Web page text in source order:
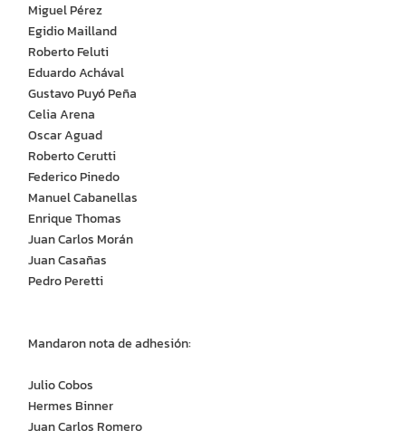
Miguel Pérez
Egidio Mailland
Roberto Feluti
Eduardo Achával
Gustavo Puyó Peña
Celia Arena
Oscar Aguad
Roberto Cerutti
Federico Pinedo
Manuel Cabanellas
Enrique Thomas
Juan Carlos Morán
Juan Casañas
Pedro Peretti
Mandaron nota de adhesión:
Julio Cobos
Hermes Binner
Juan Carlos Romero